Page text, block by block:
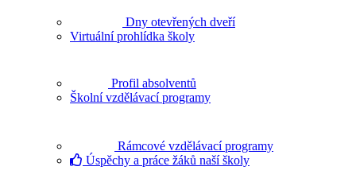
Dny otevřených dveří
Virtuální prohlídka školy
Profil absolventů
Školní vzdělávací programy
Rámcové vzdělávací programy
Úspěchy a práce žáků naší školy